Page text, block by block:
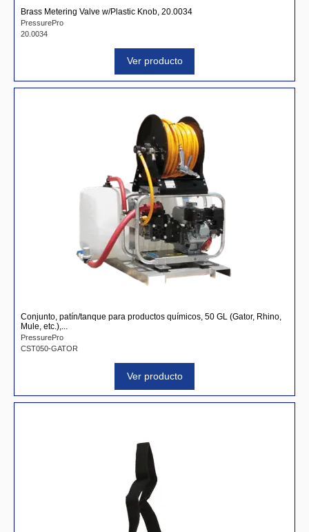
Brass Metering Valve w/Plastic Knob, 20.0034
PressurePro
20.0034
Ver producto
Conjunto, patín/tanque para productos quí­micos, 50 GL (Gator, Rhino,
Mule, etc.),...
PressurePro
CST050-GATOR
Ver producto